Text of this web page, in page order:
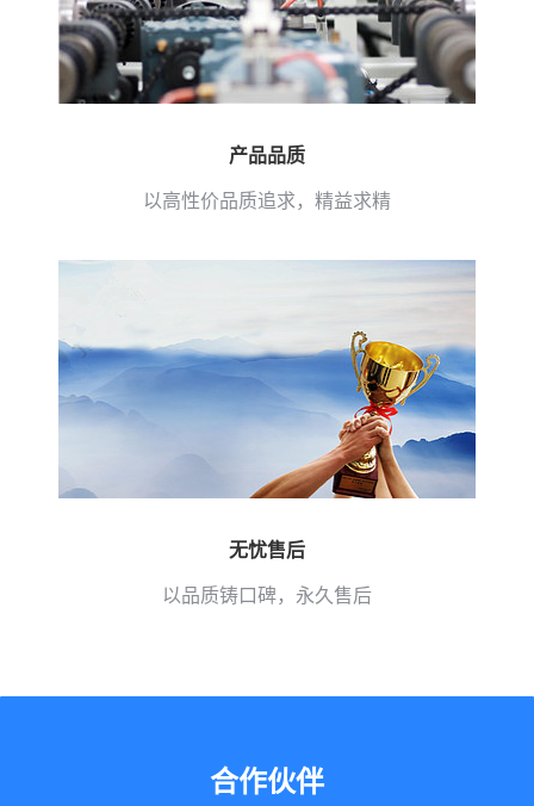
产品品质
以高性价品质追求，精益求精
无忧售后
以品质铸口碑，永久售后
合作伙伴